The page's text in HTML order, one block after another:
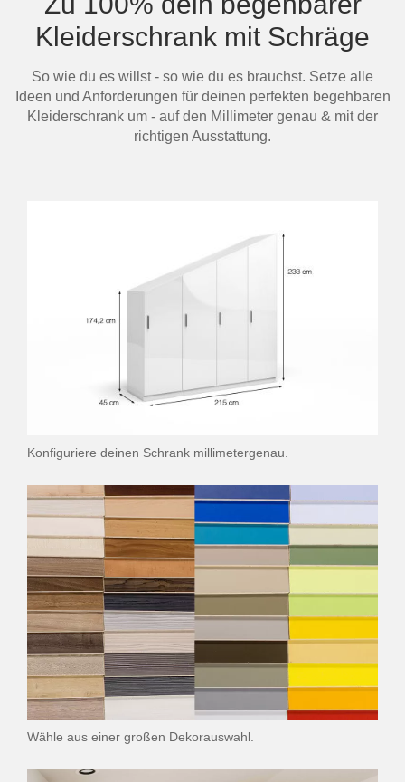
Kleiderschrank mit Schräge
So wie du es willst - so wie du es brauchst. Setze alle
Ideen und Anforderungen für deinen perfekten begehbaren
Kleiderschrank um - auf den Millimeter genau & mit der
richtigen Ausstattung.
Konfiguriere deinen Schrank millimetergenau.
Wähle aus einer großen Dekorauswahl.